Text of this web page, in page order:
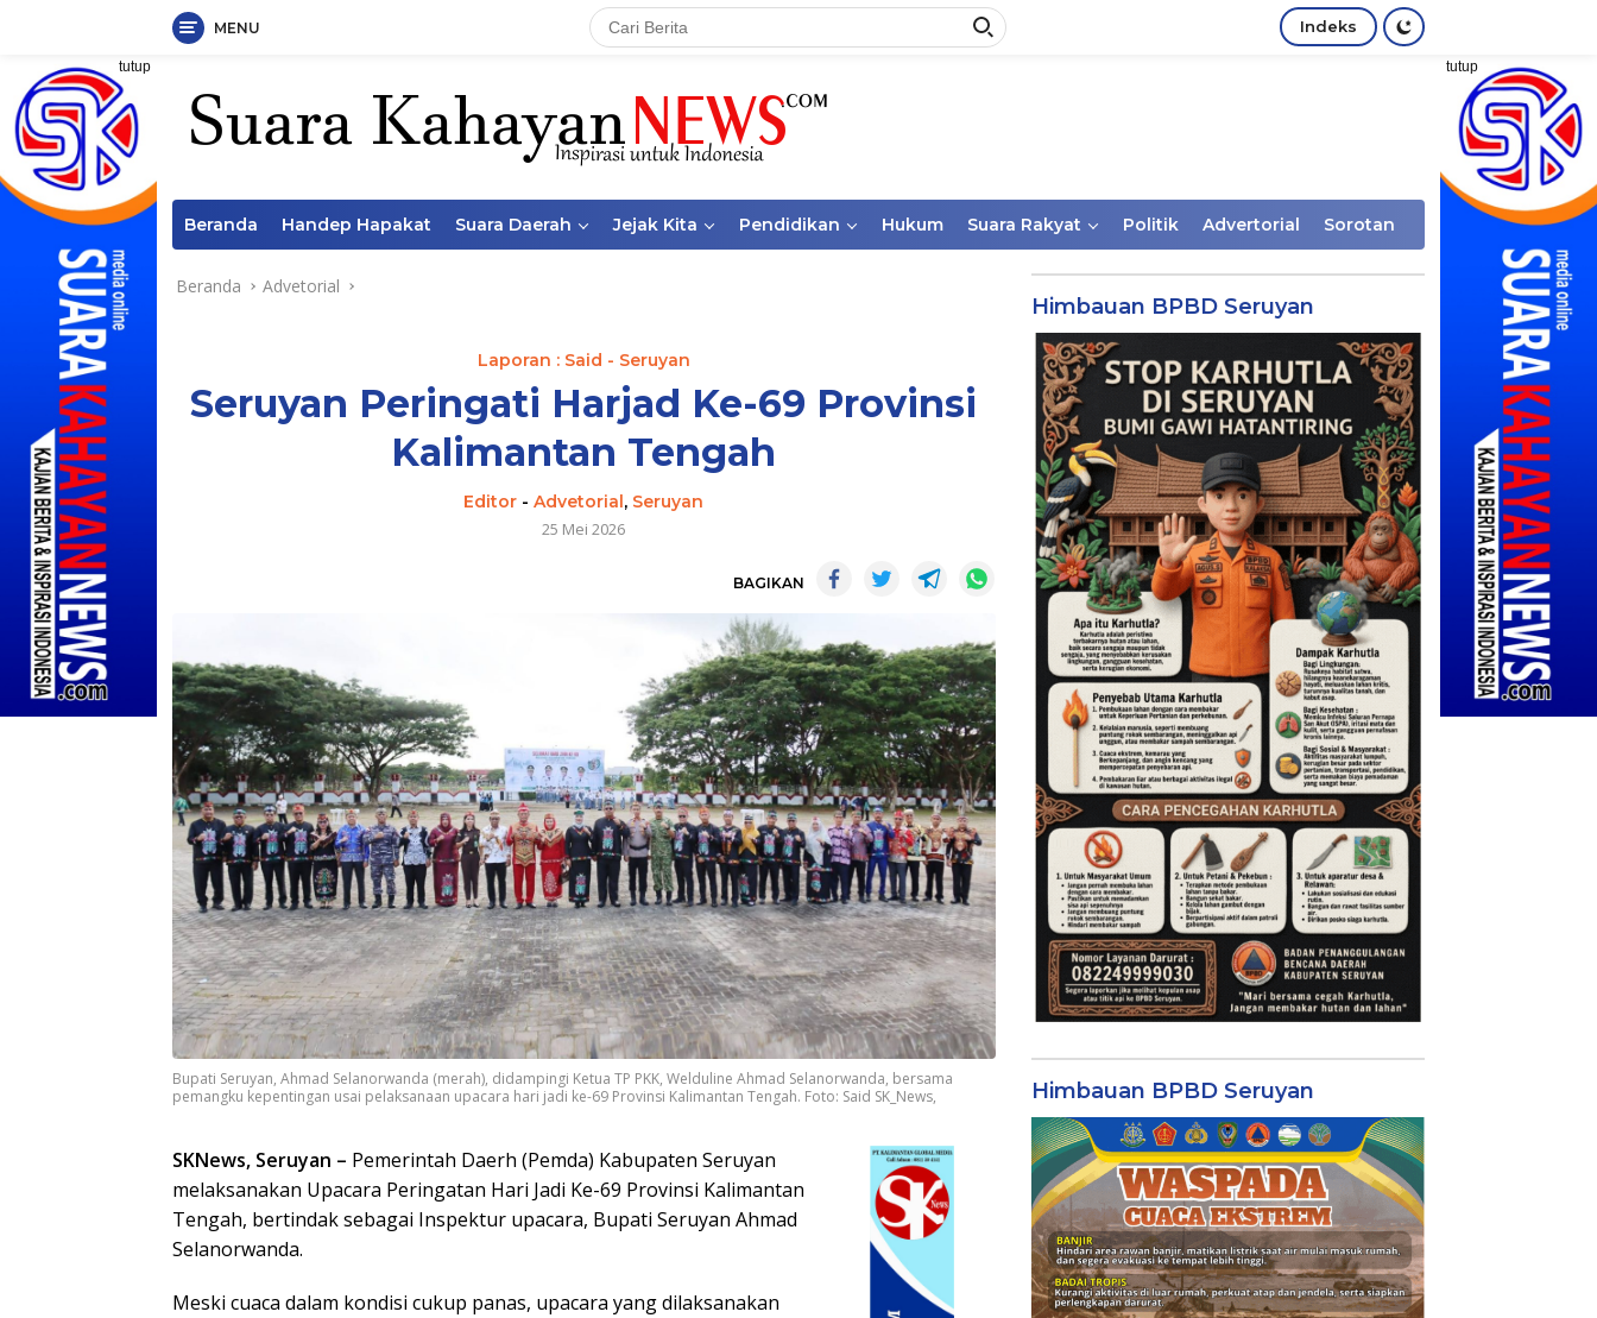
Langsung
konten
MENU Indeks
tutup tutup
Beranda Handep Hapakat Suara Daerah Jejak Kita Pendidikan Hukum Suara Rakyat Politik Advertorial Sorotan
Beranda Advetorial
Laporan : Said - Seruyan
Seruyan Peringati Harjad Ke-69 Provinsi
Kalimantan Tengah
Editor -Advetorial, Seruyan
25 Mei 2026
BAGIKAN
Bupati Seruyan, Ahmad Selanorwanda (merah), didampingi Ketua TP PKK, Welduline Ahmad Selanorwanda, bersama
pemangku kepentingan usai pelaksanaan upacara hari jadi ke-69 Provinsi Kalimantan Tengah. Foto: Said SK_News,
SKNews, Seruyan – Pemerintah Daerh (Pemda) Kabupaten Seruyan
melaksanakan Upacara Peringatan Hari Jadi Ke-69 Provinsi Kalimantan
Tengah, bertindak sebagai Inspektur upacara, Bupati Seruyan Ahmad
Selanorwanda.
Meski cuaca dalam kondisi cukup panas, upacara yang dilaksanakan
Himbauan BPBD Seruyan
Himbauan BPBD Seruyan